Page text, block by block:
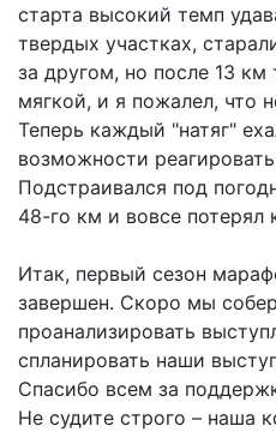
старта высокий темп
твердых участках,
за другом, но после 13 км
мягкой, и я пожалел, что
Теперь каждый "натяг"
возможности
Подстраивался под
48-го км и вовсе потерял
Итак, первый сезон
завершен. Скоро мы
проанализировать
спланировать наши
Спасибо всем за
Не судите строго – наша